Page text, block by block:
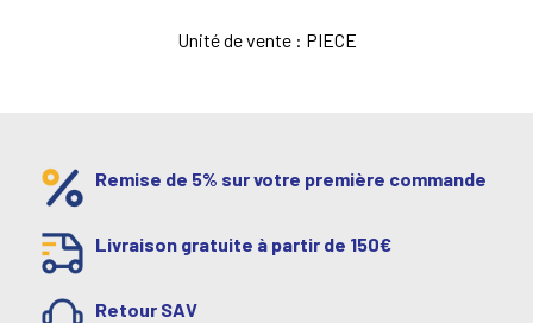
Unité de vente : PIECE
Remise de 5% sur votre première commande
Livraison gratuite à partir de 150€
Retour SAV